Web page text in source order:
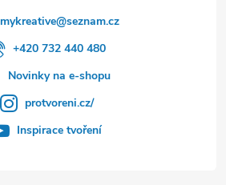
mykreative@seznam.cz
+420 732 440 480
Novinky na e-shopu
protvoreni.cz/
Inspirace tvoření